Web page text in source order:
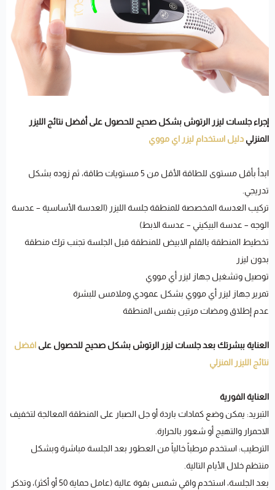
إجراء جلسات ليزر الرتوش بشكل صحيح للحصول على أفضل نتائج الليزر
المنزلي دليل استخدام ليزر اي مووي
ابدأ بأقل مستوى للطاقة الأقل من 5 مستويات طاقة، ثم زوده بشكل
تدريجي.
تركيب العدسة المخصصة للمنطقة جلسة الليزر (العدسة الأساسية – عدسة
الوجه – عدسة البيكيني – عدسة الابط)
تخطيط المنطقة بالقلم الابيض للمنطقة قبل الجلسة تجنب ترك منطقة
بدون ليزر
توصيل وتشغيل جهاز ليزر أي مووي
تمرير جهاز ليزر أي مووي بشكل عمودي وملامس للبشرة
عدم إطلاق ومضات مرتين بنفس المنطقة
العناية ببشرتك بعد جلسات ليزر الرتوش بشكل صحيح للحصول على افضل
نتائج الليزر المنزلي
العناية الفورية
التبريد: يمكن وضع كمادات باردة أو جل الصبار على المنطقة المعالجة لتخفيف
الاحمرار والتهيج أو شعور بالحرارة.
الترطيب: استخدم مرطباً خالياً من العطور بعد الجلسة مباشرة وبشكل
منتظم خلال الأيام التالية.
بعد الجلسة، استخدم واقي شمس بقوة عالية (عامل حماية 50 أو أكثر)، وتذكر